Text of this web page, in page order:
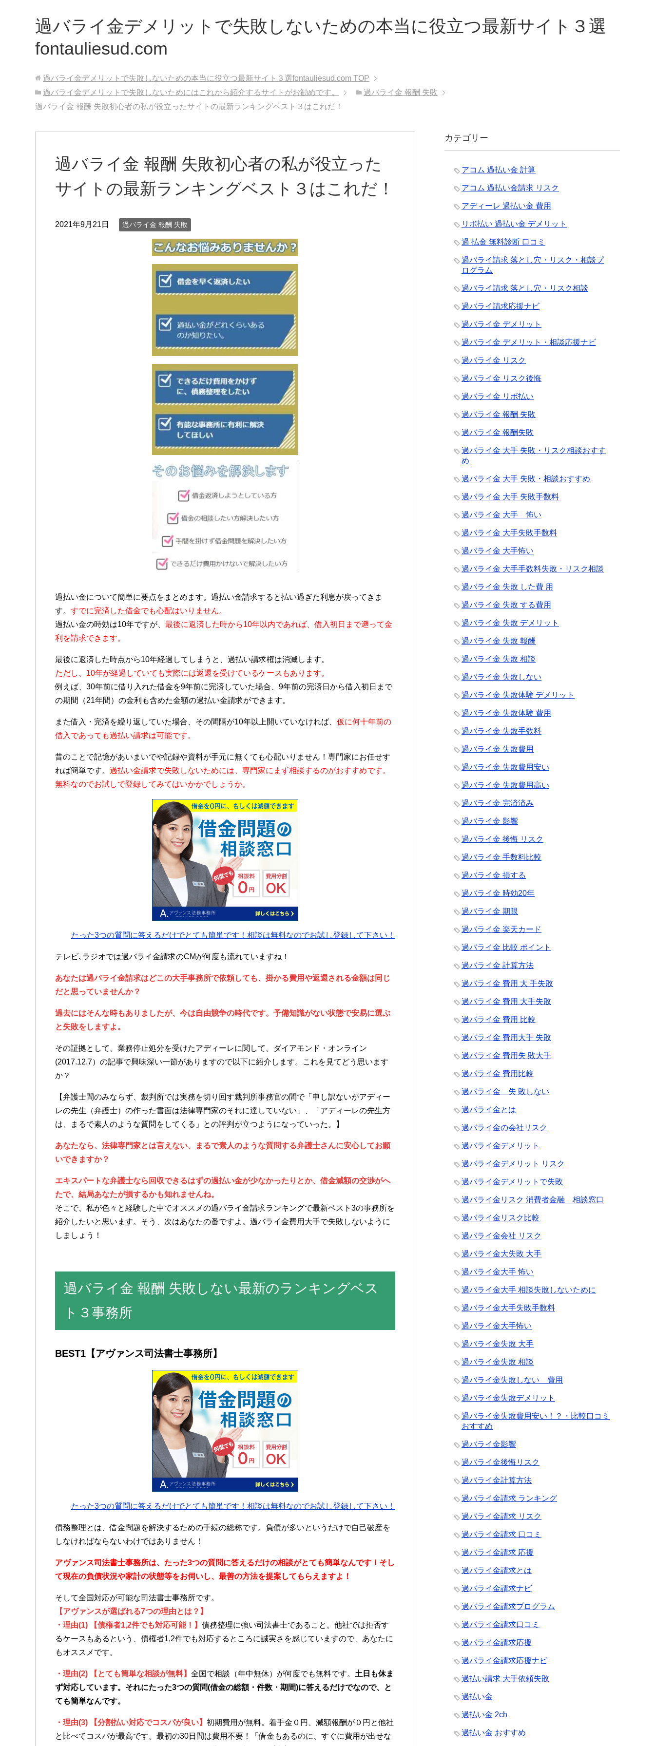
過バライ金デメリットで失敗しないための本当に役立つ最新サイト３選
fontauliesud.com
過バライ金デメリットで失敗しないための本当に役立つ最新サイト３選fontauliesud.com TOP
過バライ金デメリットで失敗しないためにはこれから紹介するサイトがお勧めです。
過バライ金 報酬 失敗
過バライ金 報酬 失敗初心者の私が役立ったサイトの最新ランキングベスト３はこれだ！
過バライ金 報酬 失敗初心者の私が役立った
サイトの最新ランキングベスト３はこれだ！
2021年9月21日 過バライ金 報酬 失敗
過払い金について簡単に要点をまとめます。過払い金請求すると払い過ぎた利息が戻ってきま
す。 すでに完済した借金でも心配はいりません。
過払い金の時効は10年ですが、 最後に返済した時から10年以内であれば、借入初日まで遡って金
利を請求できます。
最後に返済した時点から10年経過してしまうと、過払い請求権は消滅します。
ただし、10年が経過していても実際には返還を受けているケースもあります。
例えば、30年前に借り入れた借金を9年前に完済していた場合、9年前の完済日から借入初日まで
の期間（21年間）の金利も含めた金額の過払い金請求ができます。
また借入・完済を繰り返していた場合、その間隔が10年以上開いていなければ、 仮に何十年前の
借入であっても過払い請求は可能です。
昔のことで記憶があいまいでや記録や資料が手元に無くても心配いりません！専門家にお任せす
れば簡単です。 過払い金請求で失敗しないためには、専門家にまず相談するのがおすすめです。
無料なのでお試しで登録してみてはいかかでしょうか。
たった3つの質問に答えるだけでとても簡単です！相談は無料なのでお試し登録して下さい！
テレビ､ラジオでは過バライ金請求のCMが何度も流れていますね！
あなたは過バライ金請求はどこの大手事務所で依頼しても、掛かる費用や返還される金額は同じ
だと思っていませんか？
過去にはそんな時もありましたが、今は自由競争の時代です。予備知識がない状態で安易に選ぶ
と失敗をしますよ。
その証拠として、業務停止処分を受けたアディーレに関して、ダイアモンド・オンライン
(2017.12.7）の記事で興味深い一節がありますので以下に紹介します。これを見てどう思います
か？
【弁護士間のみならず、裁判所では実務を切り回す裁判所事務官の間で「申し訳ないがアディー
レの先生（弁護士）の作った書面は法律専門家のそれに達していない」、「アディーレの先生方
は、まるで素人のような質問をしてくる」との評判が立つようになっていった。】
あなたなら、法律専門家とは言えない、まるで素人のような質問する弁護士さんに安心してお願
いできますか？
エキスパートな弁護士なら回収できるはずの過払い金が少なかったりとか、借金減額の交渉がへ
たで、結局あなたが損するかも知れませんね。
そこで、私が色々と経験した中でオススメの過バライ金請求ランキングで最新ベスト3の事務所を
紹介したいと思います。そう、次はあなたの番ですよ。過バライ金費用大手で失敗しないように
しましょう！
過バライ金 報酬 失敗しない最新のランキングベス
ト３事務所
BEST1 【アヴァンス司法書士事務所】
たった3つの質問に答えるだけでとても簡単です！相談は無料なのでお試し登録して下さい！
債務整理とは、借金問題を解決するための手続の総称です。負債が多いというだけで自己破産を
しなければならないわけではありません！
アヴァンス司法書士事務所は、 たった3つの質問に答えるだけの相談がとても簡単なんです！そし
て現在の負債状況や家計の状態等をお伺いし、最善の方法を提案してもらえますよ！
そして全国対応が可能な司法書士事務所です。
【アヴァンスが選ばれる7つの理由とは？】
・理由(1) 【債権者1,2件でも対応可能！】 債務整理に強い司法書士であること。他社では拒否す
るケースもあるという、債権者1,2件でも対応するところに誠実さを感じていますので、あなたに
もオススメです。
・理由(2) 【とても簡単な相談が無料】 全国で相談（年中無休）が何度でも無料です。 土日も休ま
ず対応しています。それにたった3つの質問(借金の総額・件数・期間)に答えるだけでなので、と
ても簡単なんです。
・理由(3) 【分割払い対応でコスパが良い】 初期費用が無料。着手金０円、減額報酬が０円と他社
と比べてコスパが最高です。最初の30日間は費用不要！「借金もあるのに、すぐに費用が出せな
カテゴリー
アコム 過払い金 計算
アコム 過払い金請求 リスク
アディーレ 過払い金 費用
リボ払い 過払い金 デメリット
過 払金 無料診断 口コミ
過バライ請求 落とし穴・リスク・相談プ
ログラム
過バライ請求 落とし穴・リスク相談
過バライ請求応援ナビ
過バライ金 デメリット
過バライ金 デメリット・相談応援ナビ
過バライ金 リスク
過バライ金 リスク後悔
過バライ金 リボ払い
過バライ金 報酬 失敗
過バライ金 報酬失敗
過バライ金 大手 失敗・リスク相談おすす
め
過バライ金 大手 失敗・相談おすすめ
過バライ金 大手 失敗手数料
過バライ金 大手 怖い
過バライ金 大手失敗手数料
過バライ金 大手怖い
過バライ金 大手手数料失敗・リスク相談
過バライ金 失敗 した費 用
過バライ金 失敗 する費用
過バライ金 失敗 デメリット
過バライ金 失敗 報酬
過バライ金 失敗 相談
過バライ金 失敗しない
過バライ金 失敗体験 デメリット
過バライ金 失敗体験 費用
過バライ金 失敗手数料
過バライ金 失敗費用
過バライ金 失敗費用安い
過バライ金 失敗費用高い
過バライ金 完済済み
過バライ金 影響
過バライ金 後悔 リスク
過バライ金 手数料比較
過バライ金 損する
過バライ金 時効20年
過バライ金 期限
過バライ金 楽天カード
過バライ金 比較 ポイント
過バライ金 計算方法
過バライ金 費用 大 手失敗
過バライ金 費用 大手失敗
過バライ金 費用 比較
過バライ金 費用大手 失敗
過バライ金 費用失 敗大手
過バライ金 費用比較
過バライ金 失 敗しない
過バライ金とは
過バライ金の会社リスク
過バライ金デメリット
過バライ金デメリット リスク
過バライ金デメリットで失敗
過バライ金リスク 消費者金融 相談窓口
過バライ金リスク比較
過バライ金会社 リスク
過バライ金大失敗 大手
過バライ金大手 怖い
過バライ金大手 相談失敗しないために
過バライ金大手失敗手数料
過バライ金大手怖い
過バライ金失敗 大手
過バライ金失敗 相談
過バライ金失敗しない 費用
過バライ金失敗デメリット
過バライ金失敗費用安い！？・比較口コミ
おすすめ
過バライ金影響
過バライ金後悔リスク
過バライ金計算方法
過バライ金請求 ランキング
過バライ金請求 リスク
過バライ金請求 口コミ
過バライ金請求 応援
過バライ金請求とは
過バライ金請求ナビ
過バライ金請求プログラム
過バライ金請求口コミ
過バライ金請求応援
過バライ金請求応援ナビ
過払い請求 大手依頼失敗
過払い金
過払い金 2ch
過払い金 おすすめ